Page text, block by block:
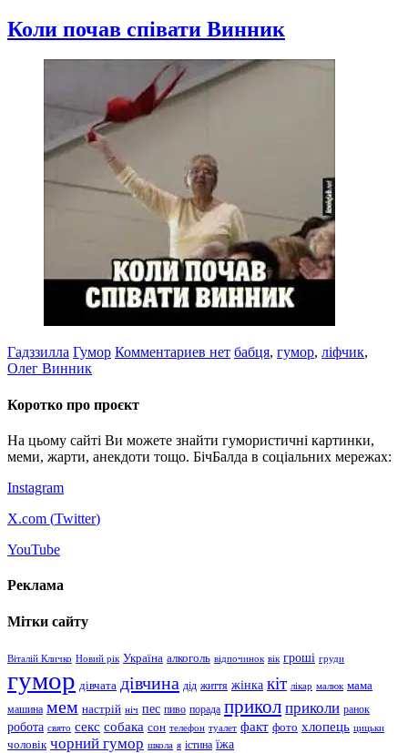
Коли почав співати Винник
Гадззилла Гумор Комментариев нет бабця, гумор, ліфчик,
Олег Винник
Коротко про проєкт
На цьому сайті Ви можете знайти гумористичні картинки,
меми, жарти, анекдоти тощо. БічБалда в соціальних мережах:
Instagram
X.com (Twitter)
YouTube
Реклама
Мітки сайту
Віталій Кличко Новий рік Україна алкоголь відпочинок вік гроші груди
гумор дівчата дівчина дід життя жінка кіт лікар малюк мама
машина мем настрій ніч пес пиво порада прикол приколи ранок
робота свято секс собака сон телефон туалет факт фото хлопець цицьки
чоловік чорний гумор школа я істина їжа